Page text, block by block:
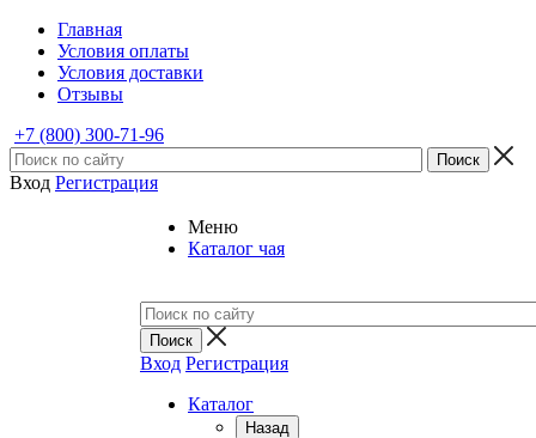
Главная
Условия оплаты
Условия доставки
Отзывы
+7 (800) 300-71-96
Вход Регистрация
Меню
Каталог чая
Вход Регистрация
Каталог
Назад